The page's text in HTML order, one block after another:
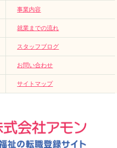
事業内容
就業までの流れ
スタッフブログ
お問い合わせ
サイトマップ